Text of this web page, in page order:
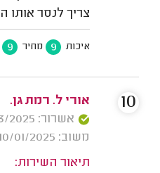
צריך לנסר אותו
איכות 9 מחיר 9
אורי ל. רמת גן.
אשרור: 12/03/2025
משוב: 10/01/2025
תיאור השירות:
10